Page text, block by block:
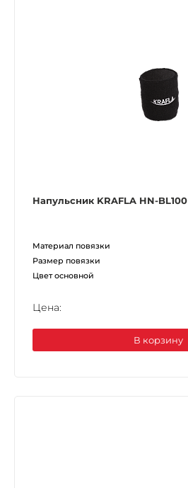
Напульсник KRAFLA HN-BL100
Материал повязки
Размер повязки
Цвет основной
Цена:
В корзину